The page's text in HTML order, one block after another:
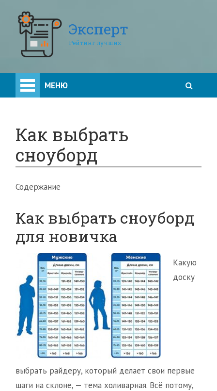
Эксперт
Рейтинг лучших
МЕНЮ
Как выбрать
сноуборд
Содержание
Как выбрать сноуборд
для новичка
Какую
доску
выбрать райдеру, который делает свои первые
шаги на склоне, — тема холиварная. Всё потому,